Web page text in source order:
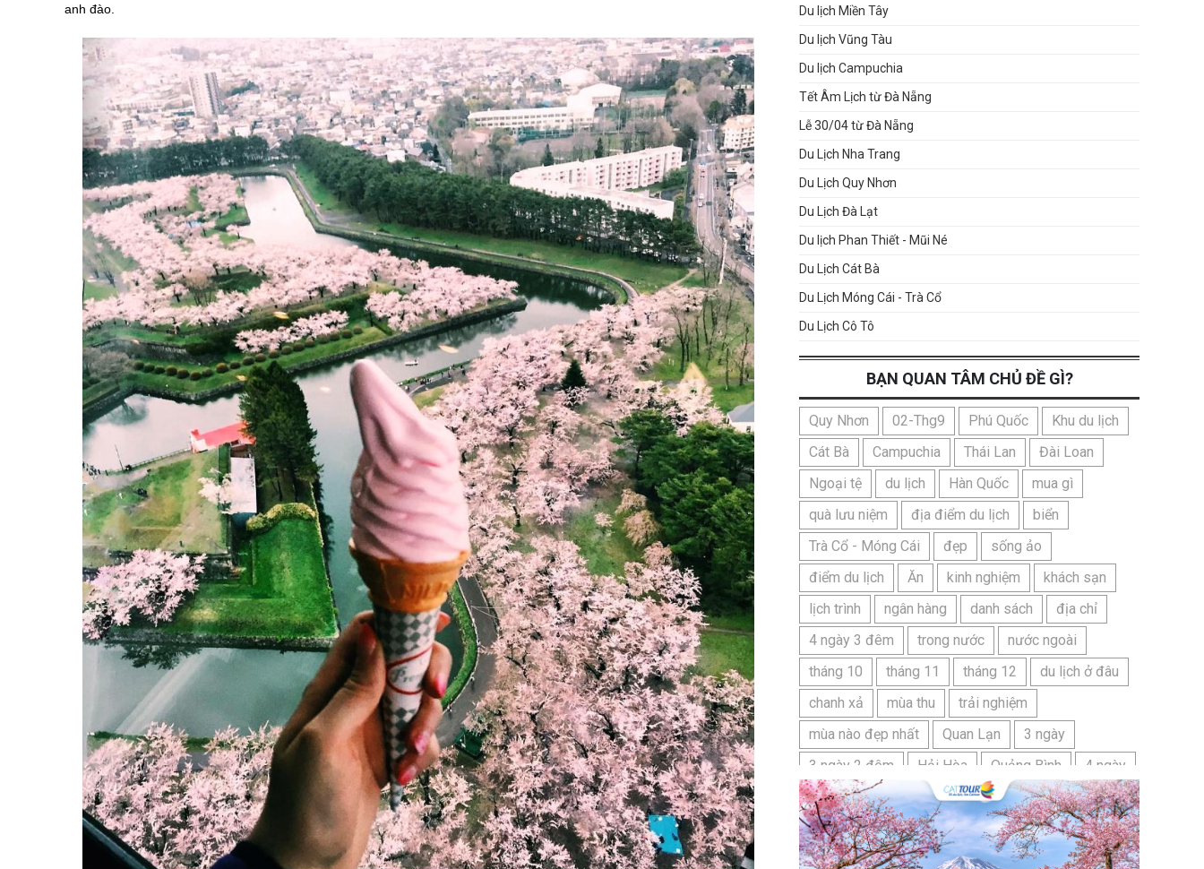
anh đào.
Du lịch Miền Tây
Du lịch Vũng Tàu
Du lịch Campuchia
Tết Âm Lịch từ Đà Nẵng
Lễ 30/04 từ Đà Nẵng
Du Lịch Nha Trang
Du Lịch Quy Nhơn
Du Lịch Đà Lạt
Du lịch Phan Thiết - Mũi Né
Du Lịch Cát Bà
Du Lịch Móng Cái - Trà Cổ
Du Lịch Cô Tô
BẠN QUAN TÂM CHỦ ĐỀ GÌ?
Quy Nhơn 02-Thg9 Phú Quốc
Khu du lịch
Cát Bà
Campuchia Thái Lan
Đài Loan
Ngoại tệ
du lịch Hàn Quốc
mua gì
quà lưu niệm
địa điểm du lịch
biển
Trà Cổ - Móng Cái
đẹp
sống ảo
điểm du lịch
Ăn kinh nghiệm
khách sạn
lịch trình
ngân hàng danh sách
địa chỉ
4 ngày 3 đêm
trong nước
nước ngoài
tháng 10
tháng 11 tháng 12
du lịch ở đâu
chanh xả
mùa thu
trải nghiệm
mùa nào đẹp nhất
Quan Lạn
3 ngày
3 ngày 2 đêm
Hải Hòa Quảng Bình
4 ngày
Bangkok
Bí quyết Hải Tiến
Ninh Bình
Nhật Bản
du lịch sầm sơn cần chuẩn bị gì
bãi tắm sấm sơn
đặc sản sầm sơn